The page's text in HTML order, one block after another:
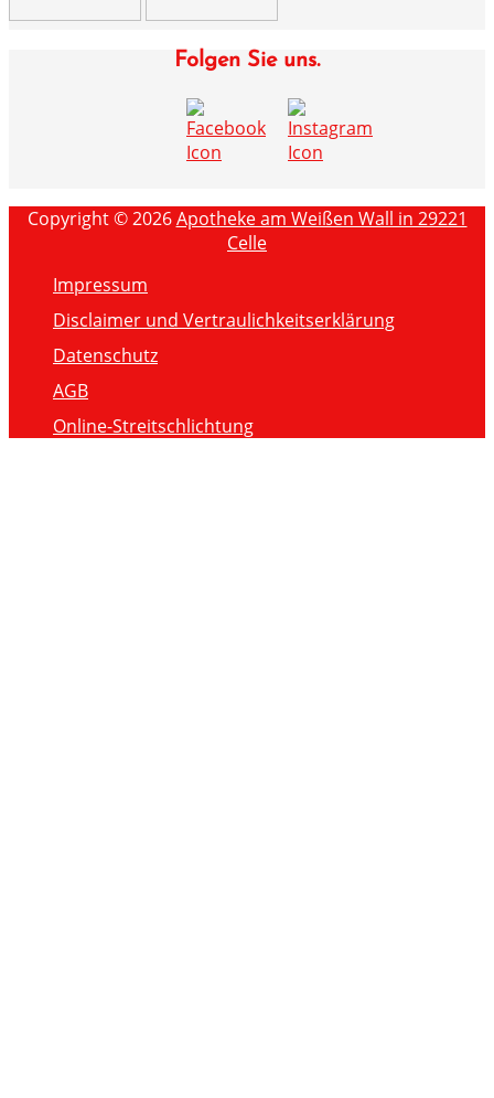
Folgen Sie uns.
Copyright © 2026Apotheke am Weißen Wall in 29221
Celle
Impressum
Disclaimer und Vertraulichkeitserklärung
Datenschutz
AGB
Online-Streitschlichtung